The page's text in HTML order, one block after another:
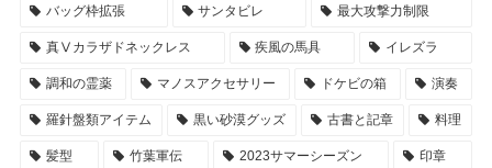
バッグ枠拡張 サンタビレ 最大攻撃力制限
真Ⅴカラザドネックレス 疾風の馬具 イレズラ
調和の霊薬 マノスアクセサリー ドケビの箱 演奏
羅針盤類アイテム 黒い砂漠グッズ 古書と記章 料理
髪型 竹葉軍伝 2023サマーシーズン 印章